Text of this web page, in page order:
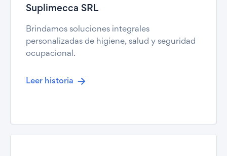
Suplimecca SRL
Brindamos soluciones integrales
personalizadas de higiene, salud y seguridad
ocupacional.
Leer historia